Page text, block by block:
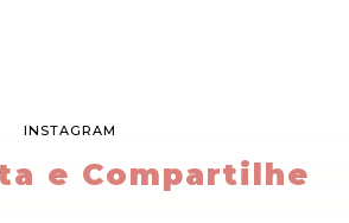
INSTAGRAM
e Compartilhe